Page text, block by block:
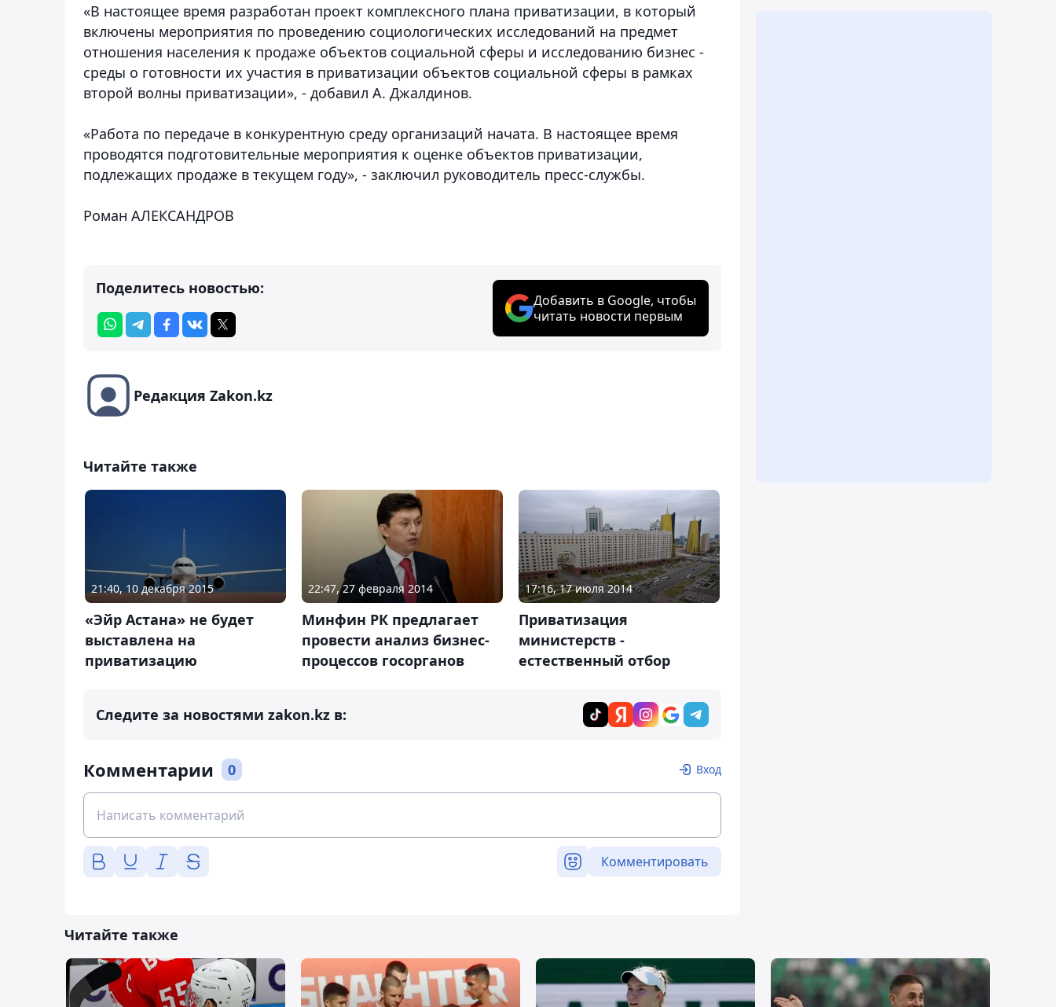
«В настоящее время разработан проект комплексного плана приватизации, в который
включены мероприятия по проведению социологических исследований на предмет
отношения населения к продаже объектов социальной сферы и исследованию бизнес -
среды о готовности их участия в приватизации объектов социальной сферы в рамках
второй волны приватизации», - добавил А. Джалдинов.
«Работа по передаче в конкурентную среду организаций начата. В настоящее время
проводятся подготовительные мероприятия к оценке объектов приватизации,
подлежащих продаже в текущем году», - заключил руководитель пресс-службы.
Роман АЛЕКСАНДРОВ
Поделитесь новостью:
Добавить в Google, чтобы
читать новости первым
Редакция Zakon.kz
Читайте также
21:40, 10 декабря 2015
«Эйр Астана» не будет
выставлена на
приватизацию
22:47, 27 февраля 2014
Минфин РК предлагает
провести анализ бизнес-
процессов госорганов
17:16, 17 июля 2014
Приватизация
министерств -
естественный отбор
Следите за новостями zakon.kz в:
Комментарии 0 Вход
Комментировать
Читайте также